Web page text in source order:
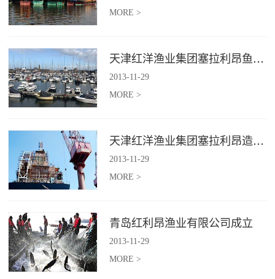
MORE >
天津红洋渔业集团塞拉利昂鱼粉项目
2013-11-29
MORE >
天津红洋渔业集团塞拉利昂造船项目
2013-11-29
MORE >
青岛红利昂渔业有限公司成立
2013-11-29
MORE >